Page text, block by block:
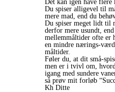
Det kan igen have flere
Du spiser alligevel til
mere mad, end du
Du spiser meget lidt til
derfor mere usundt,
mellemmåltider ofte er
en mindre nærings-
måltider.
Føler du, at dit små-
men er i tvivl om,
igang med sundere
så prøv mit forløb
Kh Ditte